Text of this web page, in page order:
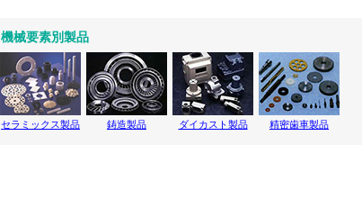
機械要素別製品
セラミックス製品 鋳造製品 ダイカスト製品 精密歯車製品